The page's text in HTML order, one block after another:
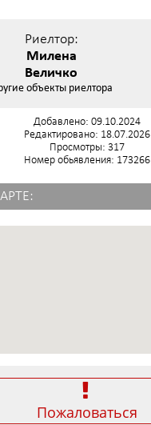
Риелтор:
Милена
Величко
объекты риелтора
Добавлено: 09.10.2024
Редактировано: 18.07.2026
Просмотры: 317
Номер обьявления: 173266
Пожаловаться